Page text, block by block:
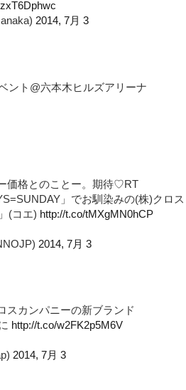
2014, 7月 3
ント@六本木ヒルズアリーナ
価格とのことー。期待♡RT
」でお馴染みの(株)クロス
(コエ) http://t.co/tMXgMN0hCP
2014, 7月 3
スカンパニーの新ブランド
http://t.co/w2FK2p5M6V
2014, 7月 3